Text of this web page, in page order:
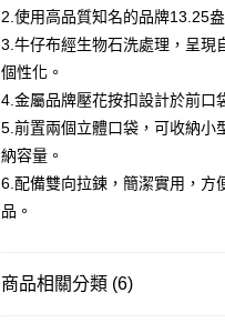
萊爾富取貨付款
每筆NT$80，滿NT$6,000(含以
付款後萊爾富取貨
每筆NT$80，滿NT$6,000(含以
7-11取貨付款
每筆NT$80，滿NT$6,000(含以
付款後7-11取貨
宅配
2.使用高品質知名的品牌13.25
3.牛仔布經生物石洗處理，呈現
個性化。
4.金屬品牌壓花按扣設計於前口
5.前置兩個立體口袋，可收納小
納容量。
6.配備雙向拉鍊，簡潔實用，方
品。
商品相關分類 (6)